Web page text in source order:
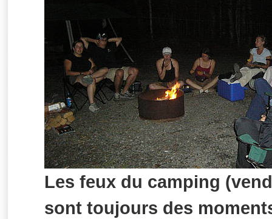
Les feux du camping
sont toujours des